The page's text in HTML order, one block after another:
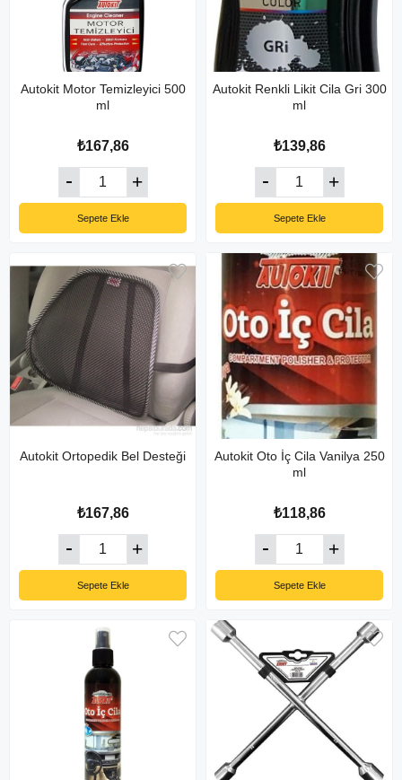
Autokit Motor Temizleyici 500
ml
₺167,86
Sepete Ekle
Autokit Renkli Likit Cila Gri 300
ml
₺139,86
Sepete Ekle
Autokit Ortopedik Bel Desteği
₺167,86
Sepete Ekle
Autokit Oto İç Cila Vanilya 250
ml
₺118,86
Sepete Ekle